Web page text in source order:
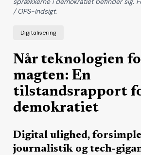
Digitalisering
Når teknologien
magten: En
tilstandsrapport
demokratiet
Digital ulighed,
journalistik og tech-
/ OPS-Indsigt.